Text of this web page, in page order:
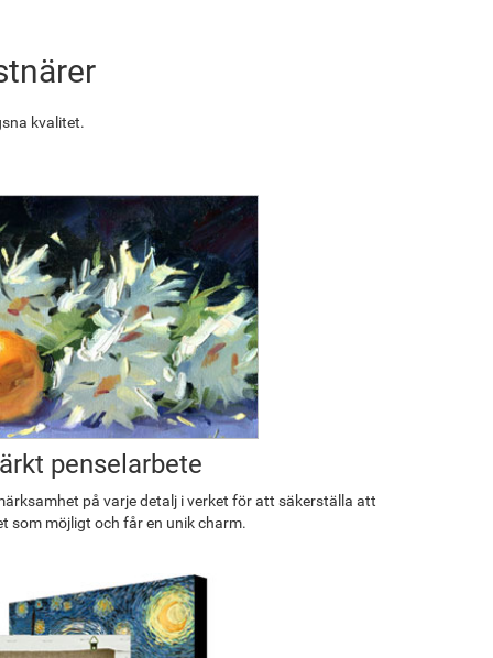
kvalitet.
penselarbete
på varje detalj i verket för att säkerställa att
som möjligt och får en unik charm.